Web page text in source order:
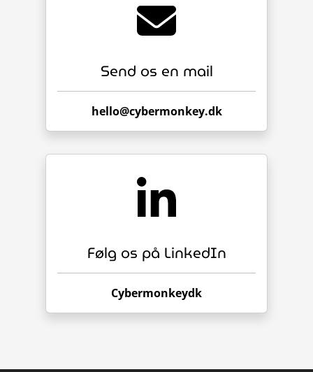
Send os en mail
hello@cybermonkey.dk
Følg os på LinkedIn
Cybermonkeydk